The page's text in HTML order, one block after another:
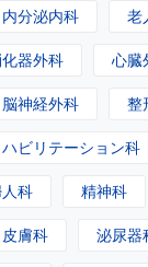
内分泌内科 老
器外科 心臓
脳神経外科 整
ハビリテーション科
科 精神科
皮膚科 泌尿器